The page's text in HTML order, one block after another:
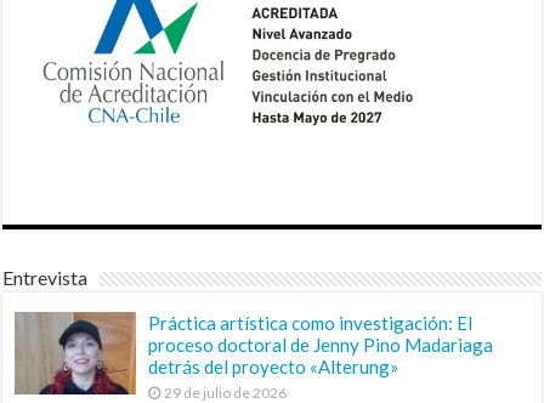
Entrevista
Práctica artística como investigación: El
proceso doctoral de Jenny Pino Madariaga
detrás del proyecto «Alterung»
29 de julio de 2026